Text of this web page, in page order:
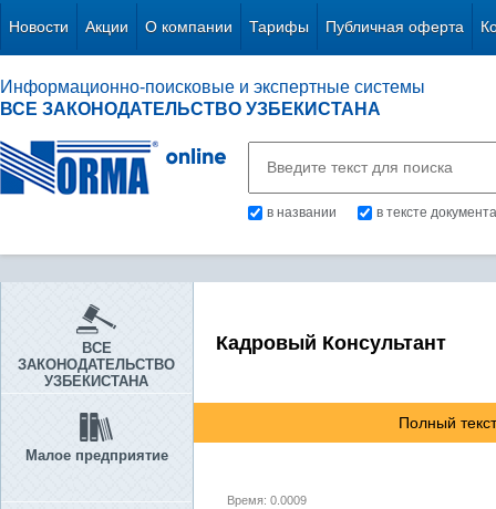
Новости Акции О компании Тарифы Публичная оферта
Информационно-поисковые и экспертные системы
ВСЕ ЗАКОНОДАТЕЛЬСТВО УЗБЕКИСТАНА
в названии в тексте документа
ВСЕ
ЗАКОНОДАТЕЛЬСТВО
УЗБЕКИСТАНА
Малое предприятие
Кадровый Консультант
Полный
Время: 0.0009